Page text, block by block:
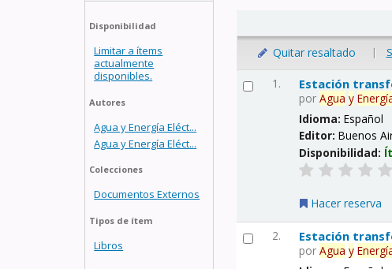
Disponibilidad
Limitar a ítems
actualmente
disponibles.
Autores
Agua y Energía Eléct...
Agua y Energía Eléct...
Colecciones
Documentos Externos
Tipos de ítem
Libros
Quitar resaltado |
1. Estación
porAgua y
Idioma:Español
Editor:Buenos
Disponibilidad:
Hacer reserva
2. Estación
porAgua y